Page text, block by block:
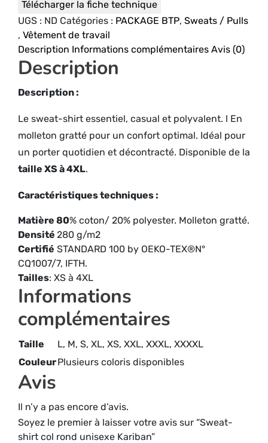
Télécharger la fiche technique
UGS : ND Catégories : PACKAGE BTP, Sweats / Pulls
, Vêtement de travail
Description Informations complémentaires Avis (0)
Description
Description :
Le sweat-shirt essentiel, casual et polyvalent. l En
molleton gratté pour un confort optimal. Idéal pour
un porter quotidien et décontracté. Disponible de la
taille XS à 4XL.
Caractéristiques techniques :
Matière 80% coton/ 20% polyester. Molleton gratté.
Densité 280 g/m2
Certifié STANDARD 100 by OEKO-TEX®N°
CQ1007/7, IFTH.
Tailles: XS à 4XL
Informations
complémentaires
Taille
L, M, S, XL, XS, XXL, XXXL, XXXXL
CouleurPlusieurs coloris disponibles
Avis
Il n’y a pas encore d’avis.
Soyez le premier à laisser votre avis sur “Sweat-
shirt col rond unisexe Kariban”